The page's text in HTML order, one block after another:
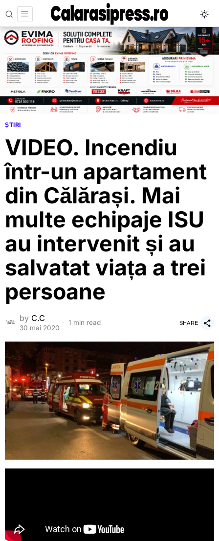
ȘTIRI
VIDEO. Incendiu
într-un apartament
din Călărași. Mai
multe echipaje ISU
au intervenit și au
salvatat viața a trei
persoane
by C.C
30 mai 2020
1 min read SHARE